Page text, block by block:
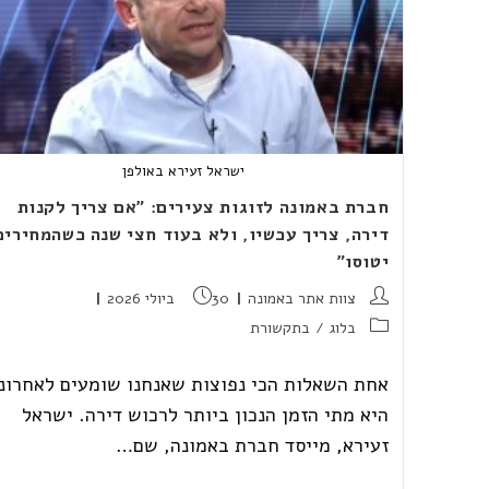
ישראל זעירא באולפן
חברת באמונה לזוגות צעירים: "אם צריך לקנות
דירה, צריך עכשיו, ולא בעוד חצי שנה
יטוסו"
מחבר:צוות אתר באמונה פורסם:
30 ביולי 2026
קטגוריה:
בלוג / בתקשורת
אחת השאלות הכי נפוצות שאנחנו שומעים
היא מתי הזמן הנכון ביותר לרכוש דירה. ישראל
זעירא, מייסד חברת באמונה, שם…